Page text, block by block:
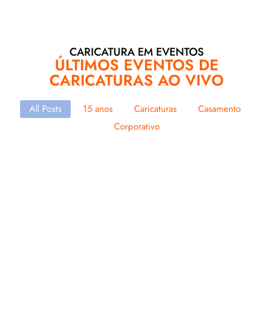
CARICATURA EM EVENTOS
ÚLTIMOS EVENTOS DE
CARICATURAS AO VIVO
All Posts 15 anos Caricaturas
Casamento
Corporativo